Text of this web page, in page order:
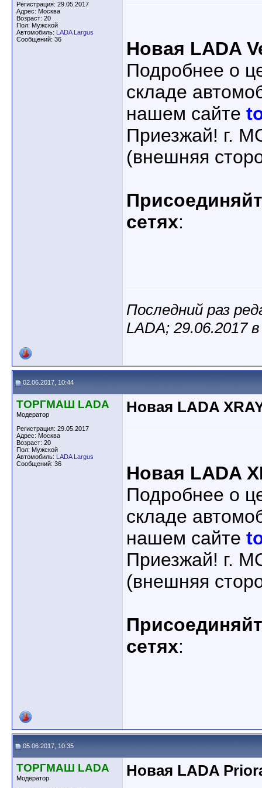
Регистрация: 29.05.2017
Адрес: Москва
Возраст: 20
Пол: Мужской
Автомобиль: LADA Largus
Сообщений: 36
Новая LADA
Подробнее о
складе
нашем сайте
Приезжай! г.
(внешняя
сетях:
Последний раз
LADA; 29.06.2017
02.06.2017, 10:44
ТОРГМАШ LADA
Модератор
Регистрация: 29.05.2017
Адрес: Москва
Возраст: 20
Пол: Мужской
Автомобиль: LADA Largus
Сообщений: 36
Новая LADA
Новая LADA
Подробнее о
складе
нашем сайте
Приезжай! г.
(внешняя
сетях:
05.06.2017, 10:35
ТОРГМАШ LADA
Модератор
Новая LADA